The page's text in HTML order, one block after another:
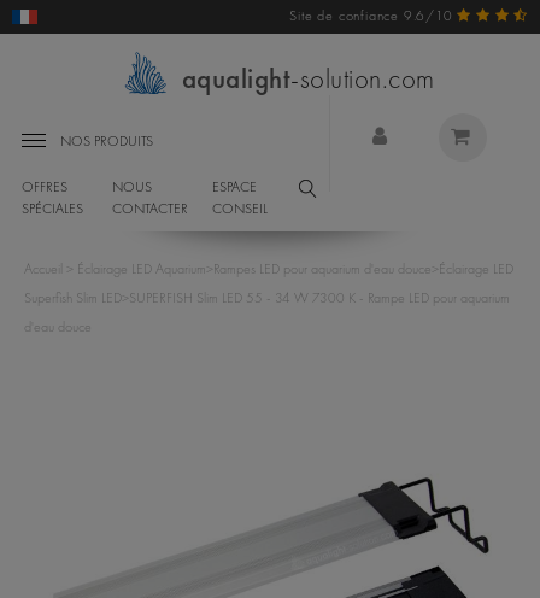
Site de confiance 9.6/10
aqualight-solution.com
NOS PRODUITS
OFFRES
SPÉCIALES
NOUS
CONTACTER
ESPACE
CONSEIL
Accueil Éclairage LED Aquarium Rampes LED pour aquarium d'eau douce
Éclairage LED
Superfish Slim LED SUPERFISH Slim LED 55 - 34 W 7300 K - Rampe LED pour aquarium
d'eau douce